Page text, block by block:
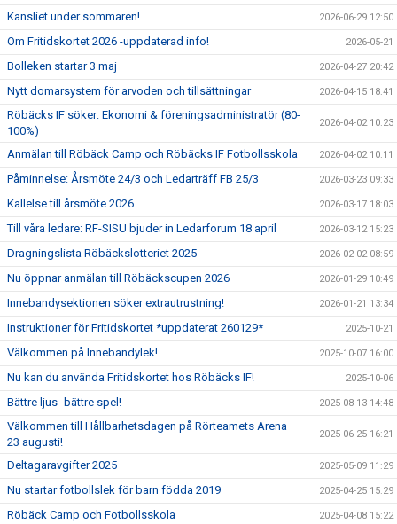
Kansliet under sommaren! 2026-06-29 12:50
Om Fritidskortet 2026 -uppdaterad info! 2026-05-21
Bolleken startar 3 maj 2026-04-27 20:42
Nytt domarsystem för arvoden och tillsättningar 2026-04-15 18:41
Röbäcks IF söker: Ekonomi & föreningsadministratör (80-
100%)
2026-04-02 10:23
Anmälan till Röbäck Camp och Röbäcks IF Fotbollsskola 2026-04-02 10:11
Påminnelse: Årsmöte 24/3 och Ledarträff FB 25/3 2026-03-23 09:33
Kallelse till årsmöte 2026 2026-03-17 18:03
Till våra ledare: RF-SISU bjuder in Ledarforum 18 april 2026-03-12 15:23
Dragningslista Röbäckslotteriet 2025 2026-02-02 08:59
Nu öppnar anmälan till Röbäckscupen 2026 2026-01-29 10:49
Innebandysektionen söker extrautrustning! 2026-01-21 13:34
Instruktioner för Fritidskortet *uppdaterat 260129* 2025-10-21
Välkommen på Innebandylek! 2025-10-07 16:00
Nu kan du använda Fritidskortet hos Röbäcks IF! 2025-10-06
Bättre ljus -bättre spel! 2025-08-13 14:48
Välkommen till Hållbarhetsdagen på Rörteamets Arena –
23 augusti!
2025-06-25 16:21
Deltagaravgifter 2025 2025-05-09 11:29
Nu startar fotbollslek för barn födda 2019 2025-04-25 15:29
Röbäck Camp och Fotbollsskola 2025-04-08 15:22